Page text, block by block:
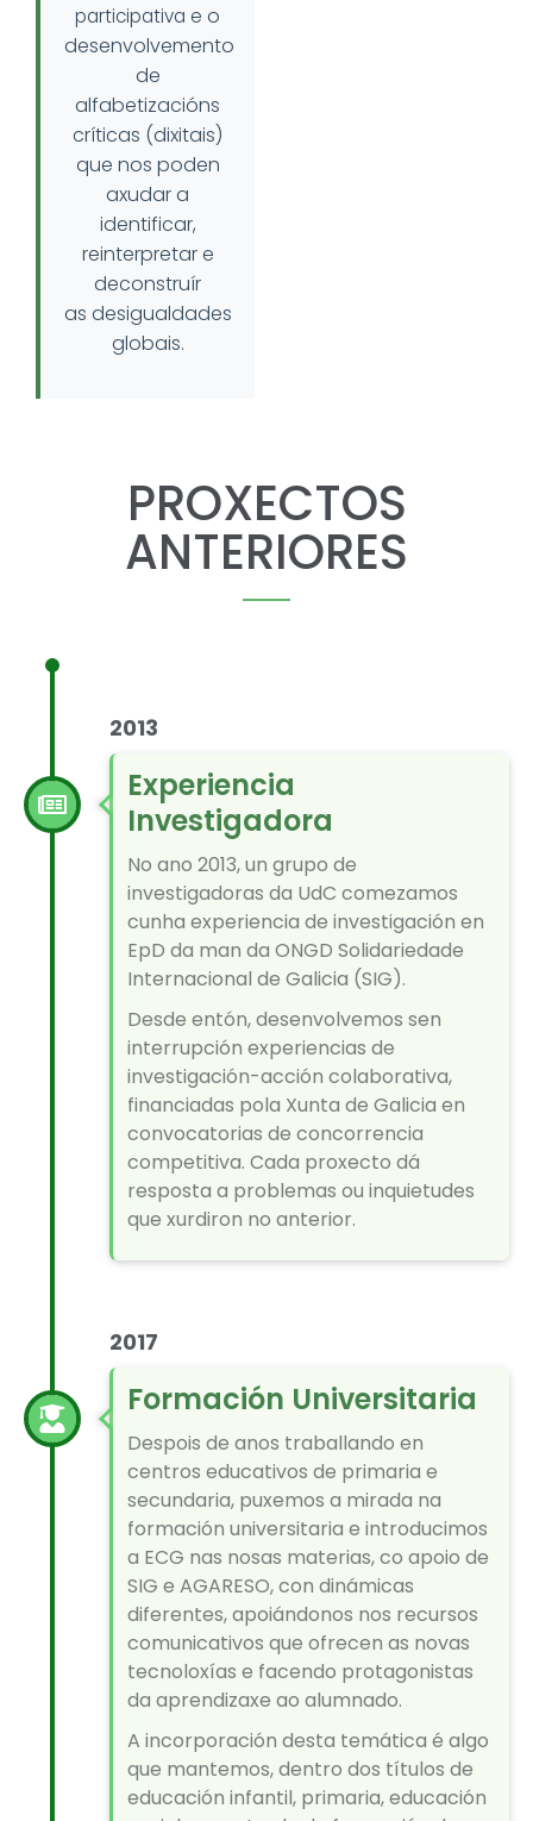
participativa e o
desenvolvemento
de
alfabetizacións
críticas (dixitais)
que nos poden
axudar a
identificar,
reinterpretar e
deconstruír
as desigualdades
globais.
2013
Experiencia
Investigadora
No ano 2013, un grupo de
investigadoras da UdC comezamos
cunha experiencia de investigación en
EpD da man da ONGD Solidariedade
Internacional de Galicia (SIG).
Desde entón, desenvolvemos sen
interrupción experiencias de
investigación-acción colaborativa,
financiadas pola Xunta de Galicia en
convocatorias de concorrencia
competitiva. Cada proxecto dá
resposta a problemas ou inquietudes
que xurdiron no anterior.
2017
Formación Universitaria
Despois de anos traballando en
centros educativos de primaria e
secundaria, puxemos a mirada na
formación universitaria e introducimos
a ECG nas nosas materias, co apoio de
SIG e AGARESO, con dinámicas
diferentes, apoiándonos nos recursos
comunicativos que ofrecen as novas
tecnoloxías e facendo protagonistas
da aprendizaxe ao alumnado.
A incorporación desta temática é algo
que mantemos, dentro dos títulos de
educación infantil, primaria, educación
PROXECTOS
ANTERIORES